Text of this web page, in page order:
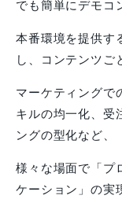
でも簡単にデモコ
本番環境を提供す
し、コンテンツご
マーケティングで
キルの均一化、受
ングの型化など、
様々な場面で「プ
ケーション」の実